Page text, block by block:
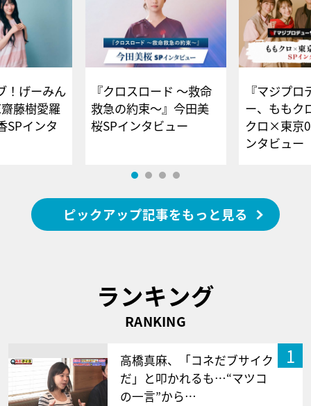
！げーみん
藤樹愛羅
SPインタ
『クロスロード ～救命
救急の約束～』今田美
桜SPインタビュー
『マジプロ
ー、ももク
クロ×東京
ンタビュー
ピックアップ記事をもっと見る
ランキング
RANKING
1
高橋真麻、「コネだブサイク
だ」と叩かれるも…“マツコ
の一言”から…